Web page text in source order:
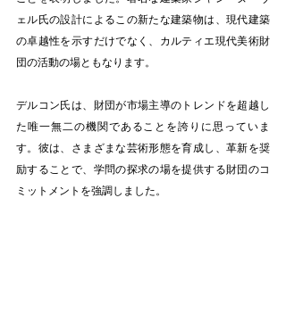
ェル氏の設計によるこの新たな建築物は、現代建築
の卓越性を示すだけでなく、カルティエ現代美術財
団の活動の場ともなります。
デルコン氏は、財団が市場主導のトレンドを超越し
た唯一無二の機関であることを誇りに思っていま
す。彼は、さまざまな芸術形態を育成し、革新を奨
励することで、学問の探求の場を提供する財団のコ
ミットメントを強調しました。